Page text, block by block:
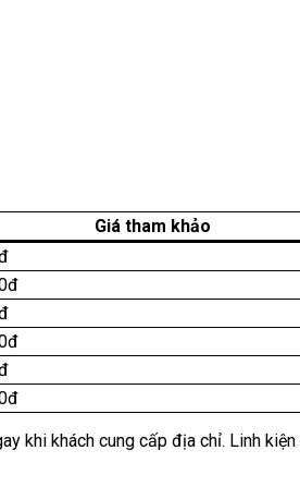
Giá tham khảo
khi khách cung cấp địa chỉ. Linh